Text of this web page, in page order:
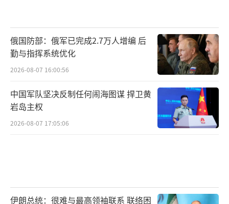
模化分布式生产的成本优势和一体化保障的用
户支援优势。
“我认为，‘九天’无人机采用‘通用平
台+模块化任务载荷’的设计理念是一种创新式
的研发思路，研制者只需研制出九天无人机这
种适配性很好的空中平台，机上的各种载荷、
种能力意味着“九天”无人机在执行某些任务
俄国防部：俄军已完成2.7万人增编 后
勤与指挥系统优化
2026-08-07 16:00:56
中国军队坚决反制任何闹海图谋 捍卫黄
岩岛主权
2026-08-07 17:05:06
伊朗总统：很难与最高领袖联系 联络困